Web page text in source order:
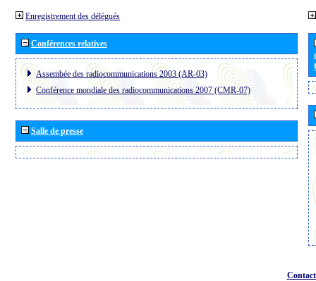
Enregistrement des délégués
Conférences relatives
Assembée des radiocommunications 2003 (AR-03)
Conférence mondiale des radiocommunications 2007 (CMR-07)
Salle de presse